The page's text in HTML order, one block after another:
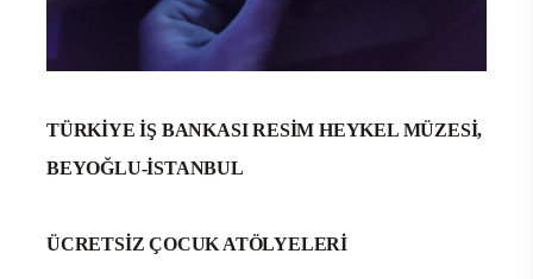
TÜRKİYE İŞ BANKASI RESİM HEYKEL MÜZESİ,
BEYOĞLU-İSTANBUL
ÜCRETSİZ ÇOCUK ATÖLYELERİ